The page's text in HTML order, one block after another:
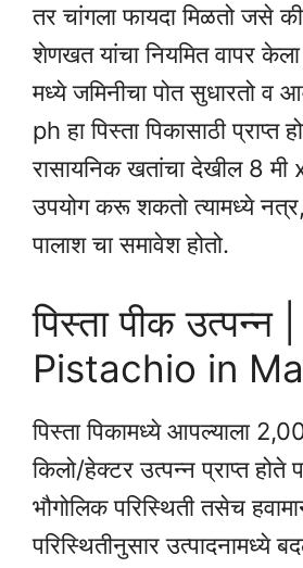
तर चांगला फायदा मिळतो जसे
शेणखत यांचा नियमित वापर
मध्ये जमिनीचा पोत सुधारतो
ph हा पिस्ता पिकासाठी
रासायनिक खतांचा देखील 8 मी
उपयोग करू शकतो त्यामध्ये
पालाश चा समावेश होतो.
पिस्ता पीक
Pistachio in
पिस्ता पिकामध्ये आपल्याला
किलो/हेक्टर उत्पन्न प्राप्त होते
भौगोलिक परिस्थिती तसेच
परिस्थितीनुसार उत्पादनामध्ये